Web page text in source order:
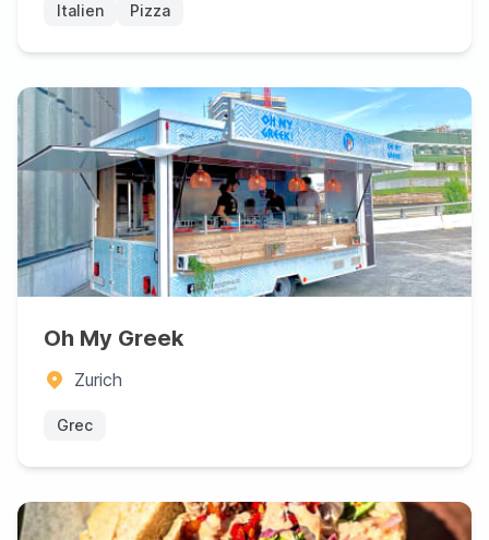
Italien Pizza
Oh My Greek
Zurich
Grec